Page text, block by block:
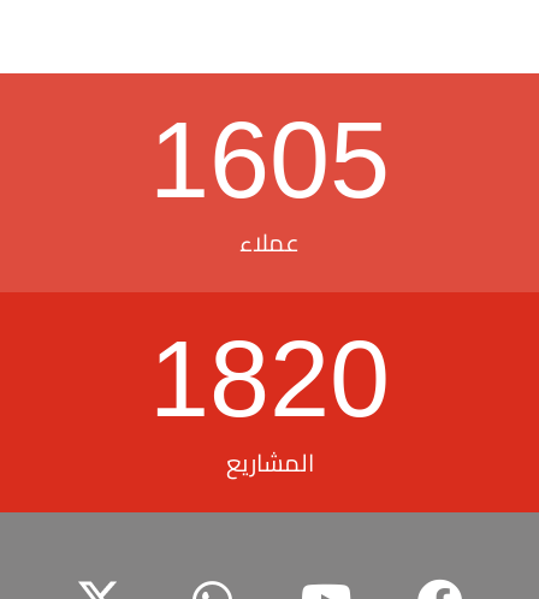
1605
عملاء
1820
المشاريع